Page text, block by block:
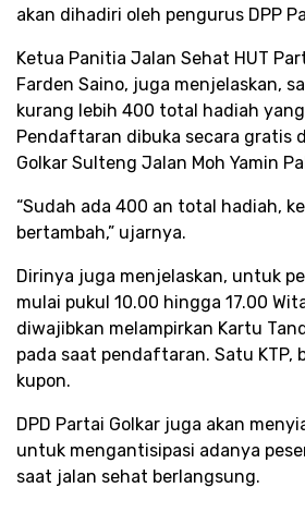
akan dihadiri oleh pengurus DPP
Ketua Panitia Jalan Sehat HUT
Farden Saino, juga menjelaskan,
kurang lebih 400 total hadiah
Pendaftaran dibuka secara gratis
Golkar Sulteng Jalan Moh Yamin
“Sudah ada 400 an total hadiah,
bertambah,” ujarnya.
Dirinya juga menjelaskan, untuk
mulai pukul 10.00 hingga 17.00
diwajibkan melampirkan Kartu
pada saat pendaftaran. Satu KTP,
kupon.
DPD Partai Golkar juga akan
untuk mengantisipasi adanya
saat jalan sehat berlangsung.